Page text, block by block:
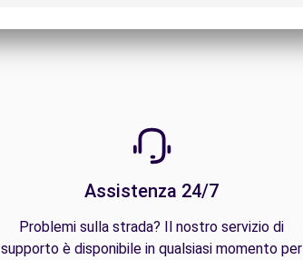
Assistenza 24/7
Problemi sulla strada? Il nostro servizio di
supporto è disponibile in qualsiasi momento per